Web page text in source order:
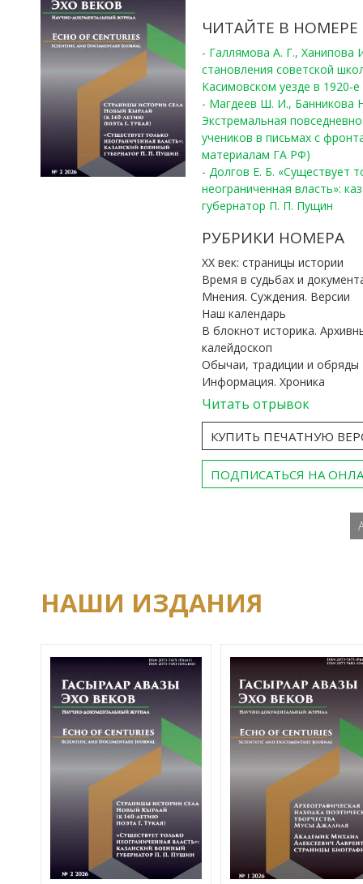
ЧИТАЙТЕ В НОМЕРЕ
- Галлямова А. Г.,
становления советской
Касимовском уезде в 1920-е
- Магдеев Ш. И., Банникова
Экстремальная
учеников в письмах с
материалам ГА РФ)
- Долгов Е. Б. «Существует
неограниченная власть»:
губернатор П. П. Пущин
РУБРИКИ НОМЕРА
ХХ век: страницы истории
Время в судьбах и
Мнения. Суждения. Версии
Наш календарь
В блокнот историка.
калейдоскоп
Обычаи, традиции и обряды
Информация. Хроника
Читать отрывок
КУПИТЬ ПЕЧАТНУЮ
ПОДПИСАТЬСЯ НА
НАШИ ИЗДАНИЯ